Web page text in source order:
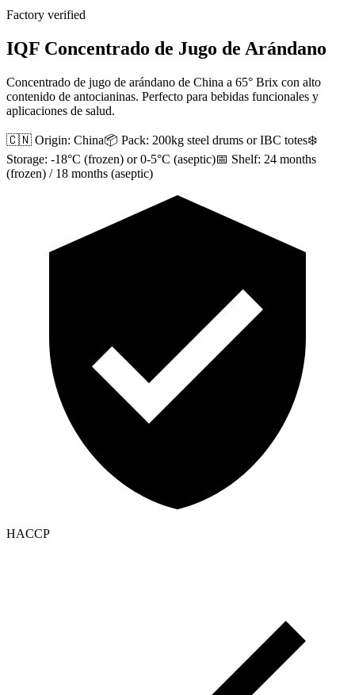
Factory verified
IQF Concentrado de Jugo de Arándano
Concentrado de jugo de arándano de China a 65° Brix con alto
contenido de antocianinas. Perfecto para bebidas funcionales y
aplicaciones de salud.
🇨🇳 Origin: China📦 Pack: 200kg steel drums or IBC totes❄️
Storage: -18°C (frozen) or 0-5°C (aseptic)📅 Shelf: 24 months
(frozen) / 18 months (aseptic)
HACCP